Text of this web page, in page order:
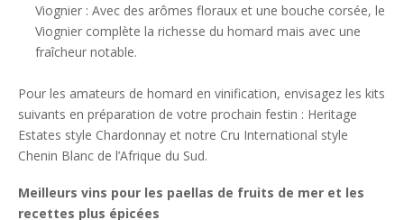
Viognier : Avec des arômes floraux et une bouche corsée, le
Viognier complète la richesse du homard mais avec une
fraîcheur notable.
Pour les amateurs de homard en vinification, envisagez les kits
suivants en préparation de votre prochain festin : Heritage
Estates style Chardonnay et notre Cru International style
Chenin Blanc de l’Afrique du Sud.
Meilleurs vins pour les paellas de fruits de mer et les
recettes plus épicées